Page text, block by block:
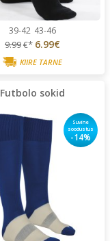
39-42 43-46
9.99€* 6.99€
KIIRE TARNE
Futbolo sokid
Suvine
soodustus
-14%